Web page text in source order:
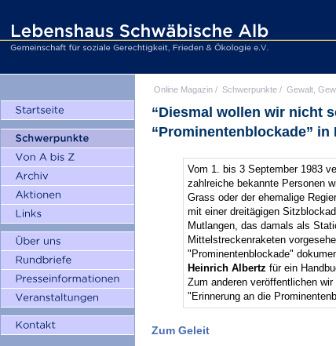
Online Magazin / Schwerpunkte / Gewalt,
“Diesmal wollen wir nicht
“Prominentenblockade” in
Vom 1. bis 3 September 1983
zahlreiche bekannte Personen
Grass oder der ehemalige
mit einer dreitägigen
Mutlangen, das damals als
Mittelstreckenraketen
"Prominentenblockade"
Heinrich Albertz für ein
Zum anderen veröffentlichen
"Erinnerung an die
Zum Geleit